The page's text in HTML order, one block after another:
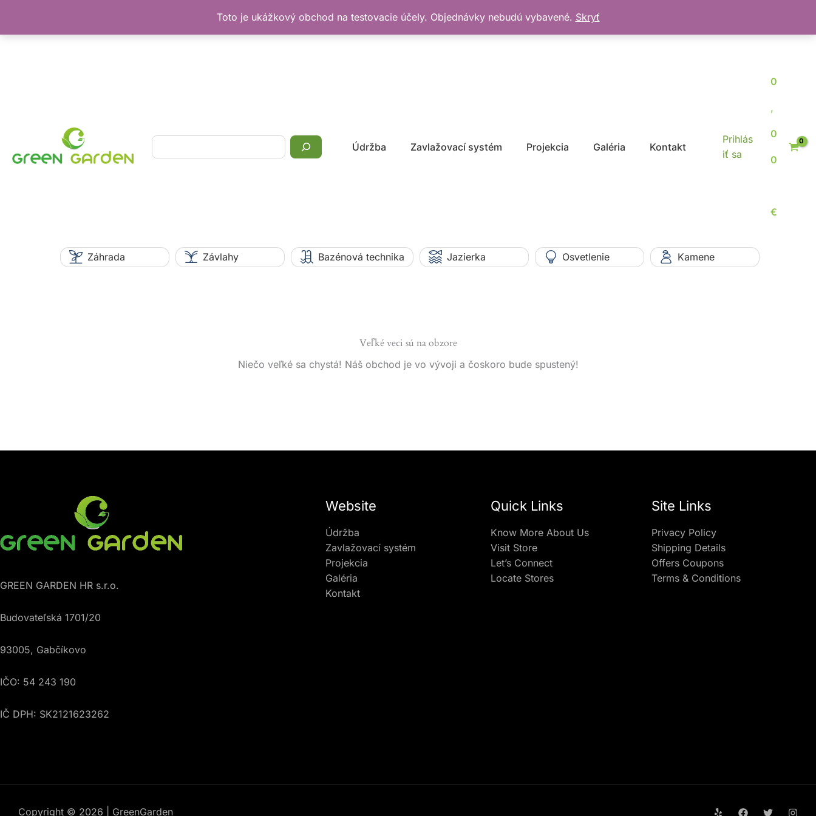
Toto je ukážkový obchod na testovacie účely. Objednávky nebudú vybavené. Skryť
Údržba Zavlažovací systém Projekcia Galéria Kontakt
Prihlás
iť sa
0
,
0
0
€
Záhrada Závlahy Bazénová technika Jazierka Osvetlenie Kamene
Veľké veci sú na obzore
Niečo veľké sa chystá! Náš obchod je vo vývoji a čoskoro bude spustený!
GREEN GARDEN HR s.r.o.
Budovateľská 1701/20
93005, Gabčíkovo
IČO: 54 243 190
IČ DPH: SK2121623262
Website
Údržba
Zavlažovací systém
Projekcia
Galéria
Kontakt
Quick Links
Know More About Us
Visit Store
Let’s Connect
Locate Stores
Site Links
Privacy Policy
Shipping Details
Offers Coupons
Terms & Conditions
Copyright © 2026 | GreenGarden